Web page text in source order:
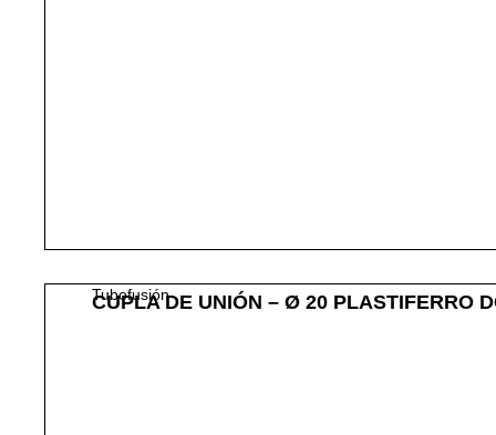
Tubofusión
CUPLA DE UNIÓN – Ø 20 PLASTIFERRO